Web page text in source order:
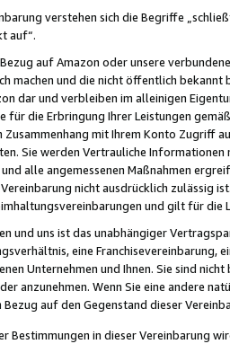
verstehen sich die Begriffe
auf“.
auf Amazon oder unsere
machen und die nicht öffentlich
dar und verbleiben im alleinigen
für die Erbringung Ihrer Leistungen
Zusammenhang mit Ihrem Konto
Sie werden Vertrauliche
alle angemessenen Maßnahmen
nicht ausdrücklich zulässig
und gilt für die
und uns ist das unabhängiger
eine Franchisevereinbarung,
Unternehmen und Ihnen. Sie sind
anzunehmen. Wenn Sie eine andere
auf den Gegenstand dieser
Bestimmungen in dieser Vereinbarung